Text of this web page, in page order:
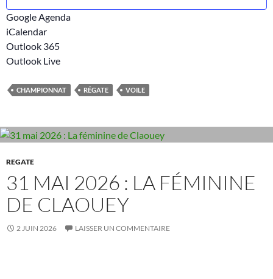
Google Agenda
iCalendar
Outlook 365
Outlook Live
CHAMPIONNAT RÉGATE VOILE
REGATE
31 MAI 2026 : LA FÉMININE
DE CLAOUEY
2 JUIN 2026 LAISSER UN COMMENTAIRE